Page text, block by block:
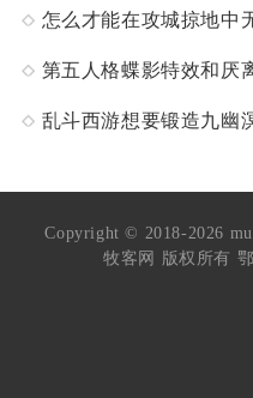
怎么才能在攻城掠地中
第五人格蝶影特效和厌
乱斗西游想要锻造九幽
Copyright © 2018-2026
牧客网 版权所有